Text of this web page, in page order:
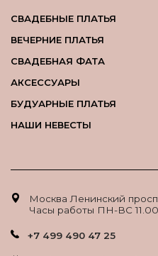
СВАДЕБНЫЕ ПЛАТЬЯ
ВЕЧЕРНИЕ ПЛАТЬЯ
СВАДЕБНАЯ ФАТА
АКСЕССУАРЫ
БУДУАРНЫЕ ПЛАТЬЯ
НАШИ НЕВЕСТЫ
Москва Ленинский
Часы работы ПН-ВС 11.00
+7 499 490 47 25